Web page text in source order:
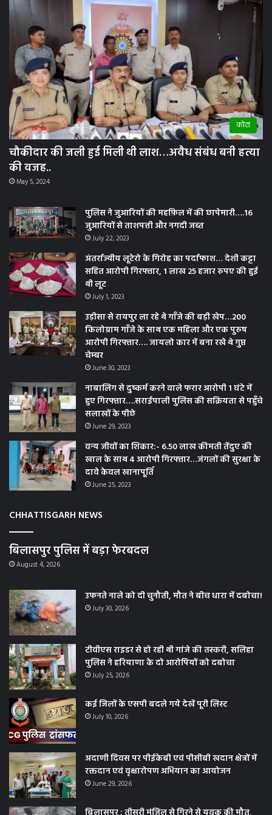
कोटा
चौकीदार की जली हुई मिली थी लाश…अवैध संबंध बनी हत्या
की वजह..
May 5, 2024
पुलिस ने जुआरियों की महफ़िल में की छापेमारी….16
जुआरियों से ताशपत्ती और नगदी जब्त
July 22, 2023
अंतर्राज्यीय लूटेरो के गिरोह का पर्दाफाश… देशी कट्टा
सहित आरोपी गिरफ्तार, 1 लाख 25 हजार रुपए की हुई
थी लूट
July 1, 2023
उड़ीसा से रायपुर ला रहे थे गाँजे की बड़ी खेप…200
किलोग्राम गाँजे के साथ एक महिला और एक पुरुष
आरोपी गिरफ्तार…. जायलो कार में बना रखे थे गुप्त
चेम्बर
June 30, 2023
नाबालिग से दुष्कर्म करने वाले फरार आरोपी 1 घंटे में
हुए गिरफ्तार….सराईपाली पुलिस की सक्रियता से पहुँचे
सलाखों के पीछे
June 29, 2023
वन्य जीवों का शिकार:- 6.50 लाख कीमती तेंदुए की
खाल के साथ 4 आरोपी गिरफ्तार…जंगलों की सुरक्षा के
दावे केवल खानापूर्ति
June 25, 2023
CHHATTISGARH NEWS
बिलासपुर पुलिस में बड़ा फेरबदल
August 4, 2026
उफनते नाले को दी चुनौती, मौत ने बीच धारा में दबोचा!
July 30, 2026
टीवीएस राइडर से हो रही थी गांजे की तस्करी, सलिहा
पुलिस ने हरियाणा के दो आरोपियों को दबोचा
July 25, 2026
कई जिलों के एसपी बदले गये देखें पूरी लिस्ट
July 10, 2026
अदाणी दिवस पर पीईकेबी एवं पीसीबी खदान क्षेत्रों में
रक्तदान एवं वृक्षारोपण अभियान का आयोजन
June 29, 2026